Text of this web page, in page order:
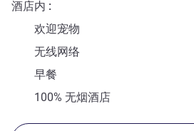
酒店内
欢迎宠物
无线网络
早餐
100% 无烟酒店